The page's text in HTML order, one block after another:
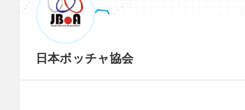
日本ボッチャ協会